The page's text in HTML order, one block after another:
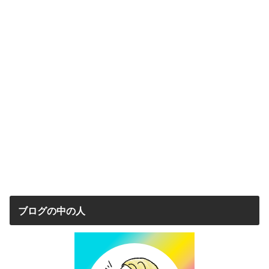
ブログの中の人